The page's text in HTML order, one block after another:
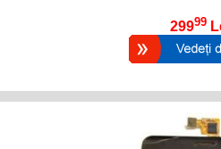
29999